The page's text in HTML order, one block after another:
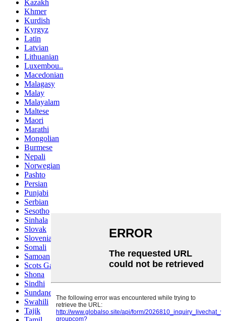
Kazakh
Khmer
Kurdish
Kyrgyz
Latin
Latvian
Lithuanian
Luxembou..
Macedonian
Malagasy
Malay
Malayalam
Maltese
Maori
Marathi
Mongolian
Burmese
Nepali
Norwegian
Pashto
Persian
Punjabi
Serbian
Sesotho
Sinhala
Slovak
Slovenian
Somali
Samoan
Scots Gaelic
Shona
Sindhi
Sundanese
Swahili
Tajik